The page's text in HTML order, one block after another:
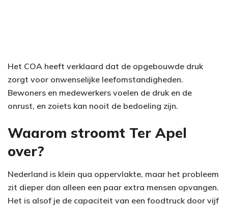
Het COA heeft verklaard dat de opgebouwde druk
zorgt voor onwenselijke leefomstandigheden.
Bewoners en medewerkers voelen de druk en de
onrust, en zoiets kan nooit de bedoeling zijn.
Waarom stroomt Ter Apel
over?
Nederland is klein qua oppervlakte, maar het probleem
zit dieper dan alleen een paar extra mensen opvangen.
Het is alsof je de capaciteit van een foodtruck door vijf